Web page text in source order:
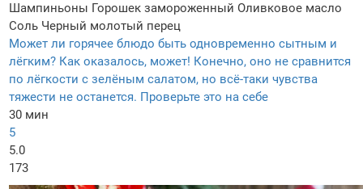
Шампиньоны Горошек замороженный Оливковое масло
Соль Черный молотый перец
Может ли горячее блюдо быть одновременно сытным и
лёгким? Как оказалось, может! Конечно, оно не сравнится
по лёгкости с зелёным салатом, но всё-таки чувства
тяжести не останется. Проверьте это на себе
30 мин
5
5.0
173